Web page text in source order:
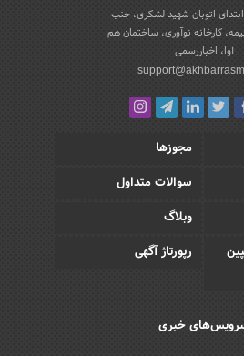
ابتدای اتوبان شهید لشکری، جنب
کارخانه نوآوری، ساختمان هم
آوا، اخباررسمی
مجوزها
سوالات متداول
وبلاگ
رپورتاژ آگهی
خبری